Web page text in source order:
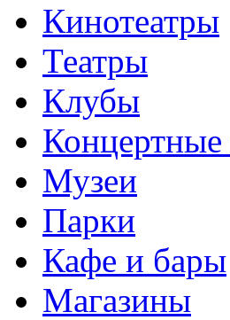
Кинотеатры
Театры
Клубы
Концертные
Музеи
Парки
Кафе и бары
Магазины